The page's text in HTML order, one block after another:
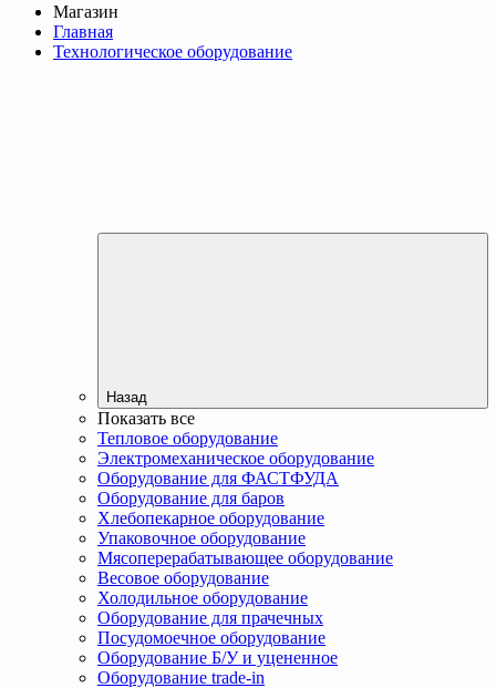
Магазин
Главная
Технологическое оборудование
Назад
Показать все
Тепловое оборудование
Электромеханическое оборудование
Оборудование для ФАСТФУДА
Оборудование для баров
Хлебопекарное оборудование
Упаковочное оборудование
Мясоперерабатывающее оборудование
Весовое оборудование
Холодильное оборудование
Оборудование для прачечных
Посудомоечное оборудование
Оборудование Б/У и уцененное
Оборудование trade-in